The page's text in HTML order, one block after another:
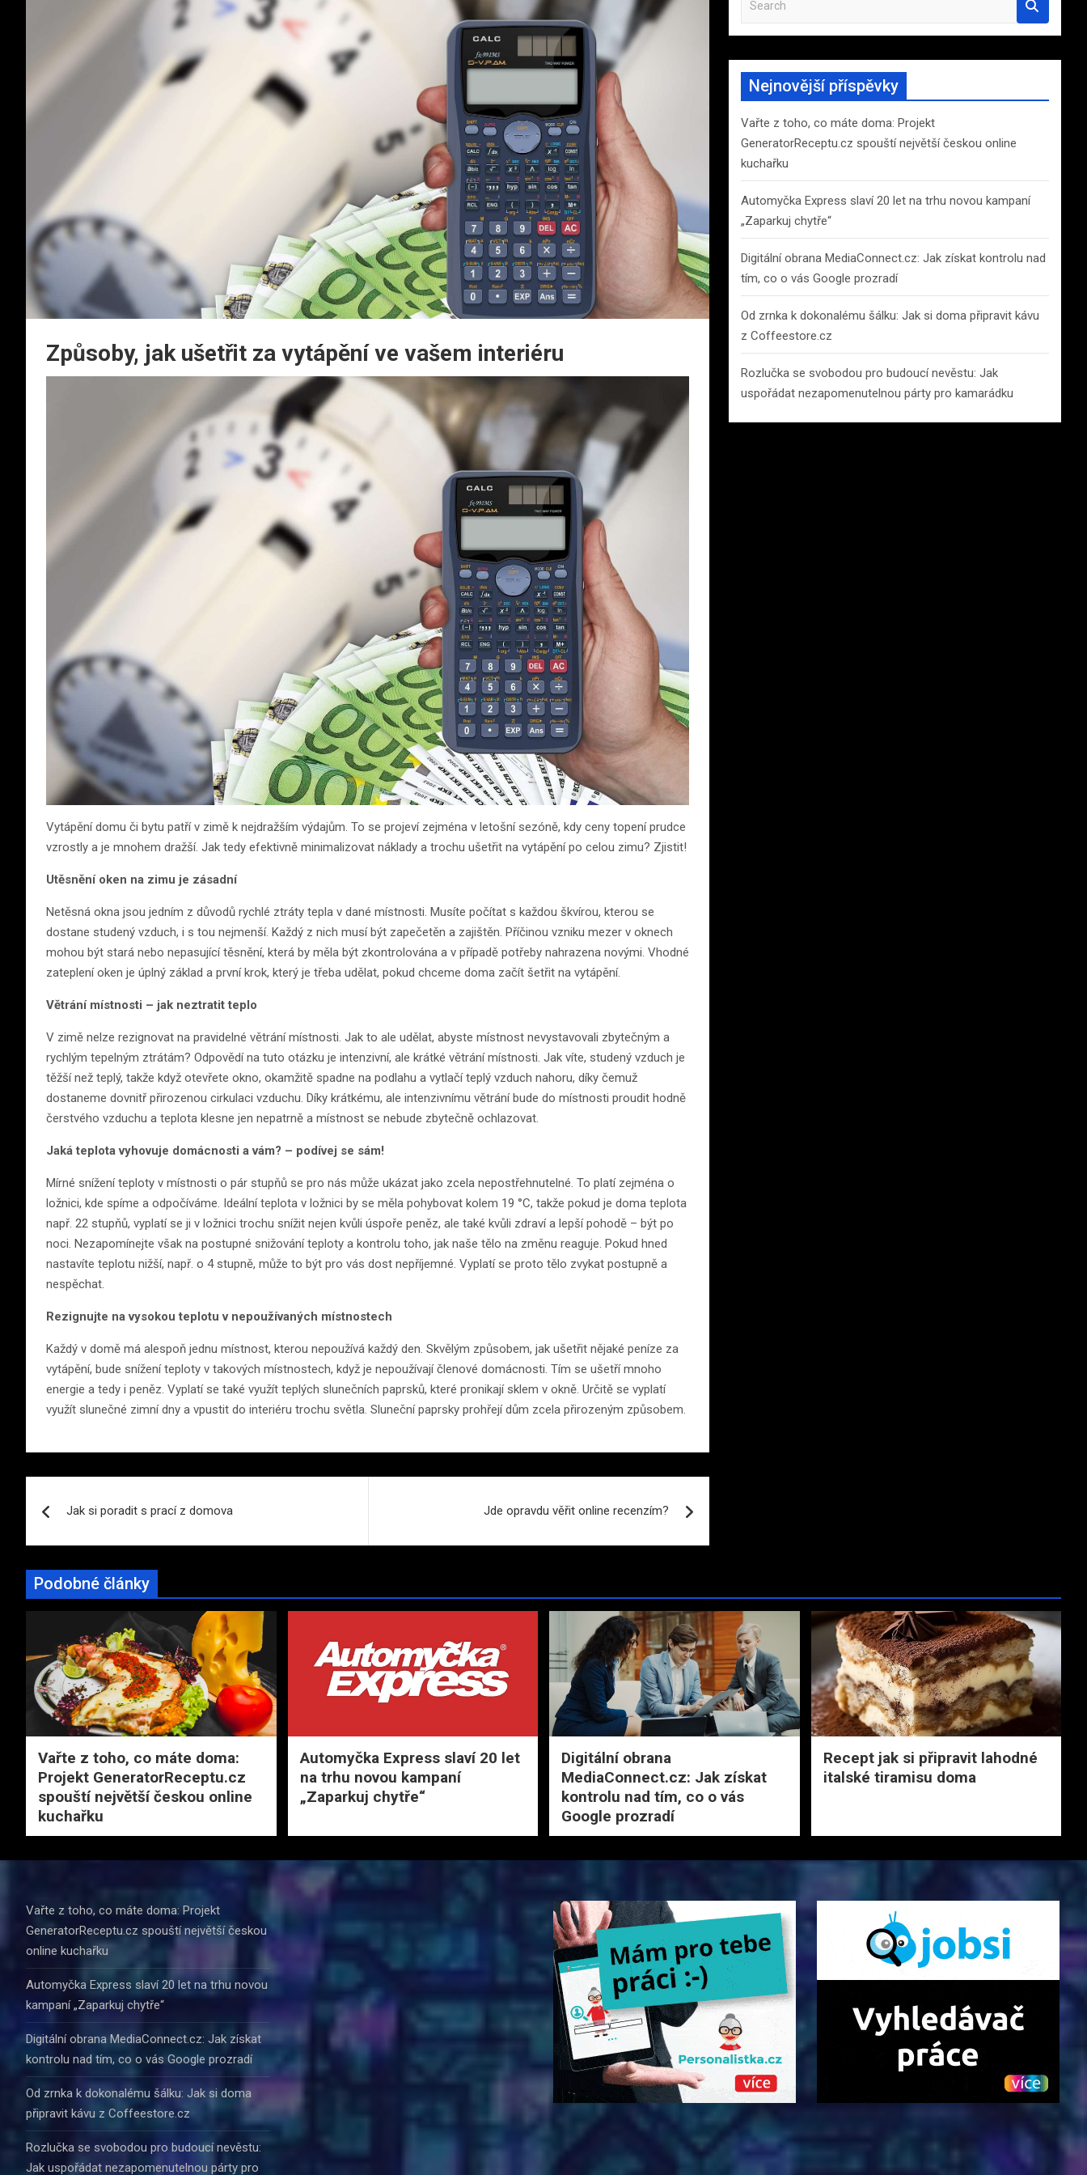
Způsoby, jak ušetřit za vytápění ve vašem interiéru
Vytápění domu či bytu patří v zimě k nejdražším výdajům. To se projeví zejména v letošní sezóně, kdy ceny topení prudce
vzrostly a je mnohem dražší. Jak tedy efektivně minimalizovat náklady a trochu ušetřit na vytápění po celou zimu? Zjistit!
Utěsnění oken na zimu je zásadní
Netěsná okna jsou jedním z důvodů rychlé ztráty tepla v dané místnosti. Musíte počítat s každou škvírou, kterou se
dostane studený vzduch, i s tou nejmenší. Každý z nich musí být zapečetěn a zajištěn. Příčinou vzniku mezer v oknech
mohou být stará nebo nepasující těsnění, která by měla být zkontrolována a v případě potřeby nahrazena novými. Vhodné
zateplení oken je úplný základ a první krok, který je třeba udělat, pokud chceme doma začít šetřit na vytápění.
Větrání místnosti – jak neztratit teplo
V zimě nelze rezignovat na pravidelné větrání místnosti. Jak to ale udělat, abyste místnost nevystavovali zbytečným a
rychlým tepelným ztrátám? Odpovědí na tuto otázku je intenzivní, ale krátké větrání místnosti. Jak víte, studený vzduch je
těžší než teplý, takže když otevřete okno, okamžitě spadne na podlahu a vytlačí teplý vzduch nahoru, díky čemuž
dostaneme dovnitř přirozenou cirkulaci vzduchu. Díky krátkému, ale intenzivnímu větrání bude do místnosti proudit hodně
čerstvého vzduchu a teplota klesne jen nepatrně a místnost se nebude zbytečně ochlazovat.
Jaká teplota vyhovuje domácnosti a vám? – podívej se sám!
Mírné snížení teploty v místnosti o pár stupňů se pro nás může ukázat jako zcela nepostřehnutelné. To platí zejména o
ložnici, kde spíme a odpočíváme. Ideální teplota v ložnici by se měla pohybovat kolem 19 °C, takže pokud je doma teplota
např. 22 stupňů, vyplatí se ji v ložnici trochu snížit nejen kvůli úspoře peněz, ale také kvůli zdraví a lepší pohodě – být po
noci. Nezapomínejte však na postupné snižování teploty a kontrolu toho, jak naše tělo na změnu reaguje. Pokud hned
nastavíte teplotu nižší, např. o 4 stupně, může to být pro vás dost nepříjemné. Vyplatí se proto tělo zvykat postupně a
nespěchat.
Rezignujte na vysokou teplotu v nepoužívaných místnostech
Každý v domě má alespoň jednu místnost, kterou nepoužívá každý den. Skvělým způsobem, jak ušetřit nějaké peníze za
vytápění, bude snížení teploty v takových místnostech, když je nepoužívají členové domácnosti. Tím se ušetří mnoho
energie a tedy i peněz. Vyplatí se také využít teplých slunečních paprsků, které pronikají sklem v okně. Určitě se vyplatí
využít slunečné zimní dny a vpustit do interiéru trochu světla. Sluneční paprsky prohřejí dům zcela přirozeným způsobem.
pro
Jak si poradit s prací z domova Jde opravdu věřit online recenzím?
a
r
h
Nejnovější příspěvky
Vařte z toho, co máte doma: Projekt
GeneratorReceptu.cz spouští největší českou online
kuchařku
Automyčka Express slaví 20 let na trhu novou kampaní
„Zaparkuj chytře“
Digitální obrana MediaConnect.cz: Jak získat kontrolu nad
tím, co o vás Google prozradí
Od zrnka k dokonalému šálku: Jak si doma připravit kávu
z Coffeestore.cz
Rozlučka se svobodou pro budoucí nevěstu: Jak
uspořádat nezapomenutelnou párty pro kamarádku
Podobné články
Vařte z toho, co máte doma:
Projekt GeneratorReceptu.cz
spouští největší českou online
kuchařku
Automyčka Express slaví 20 let
na trhu novou kampaní
„Zaparkuj chytře“
Digitální obrana
MediaConnect.cz: Jak získat
kontrolu nad tím, co o vás
Google prozradí
Recept jak si připravit lahodné
italské tiramisu doma
Vařte z toho, co máte doma: Projekt
GeneratorReceptu.cz spouští největší českou
online kuchařku
Automyčka Express slaví 20 let na trhu novou
kampaní „Zaparkuj chytře“
Digitální obrana MediaConnect.cz: Jak získat
kontrolu nad tím, co o vás Google prozradí
Od zrnka k dokonalému šálku: Jak si doma
připravit kávu z Coffeestore.cz
Rozlučka se svobodou pro budoucí nevěstu:
Jak uspořádat nezapomenutelnou párty pro